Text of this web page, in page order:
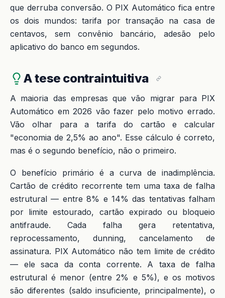
que derruba conversão. O PIX Automático fica entre
os dois mundos: tarifa por transação na casa de
centavos, sem convênio bancário, adesão pelo
aplicativo do banco em segundos.
A tese contraintuitiva
A maioria das empresas que vão migrar para PIX
Automático em 2026 vão fazer pelo motivo errado.
Vão olhar para a tarifa do cartão e calcular
"economia de 2,5% ao ano". Esse cálculo é correto,
mas é o segundo benefício, não o primeiro.
O benefício primário é a curva de inadimplência.
Cartão de crédito recorrente tem uma taxa de falha
estrutural — entre 8% e 14% das tentativas falham
por limite estourado, cartão expirado ou bloqueio
antifraude. Cada falha gera retentativa,
reprocessamento, dunning, cancelamento de
assinatura. PIX Automático não tem limite de crédito
— ele saca da conta corrente. A taxa de falha
estrutural é menor (entre 2% e 5%), e os motivos
são diferentes (saldo insuficiente, principalmente), o